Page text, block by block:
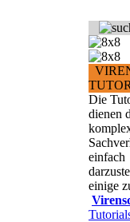
Die
dienen
einfach
einige